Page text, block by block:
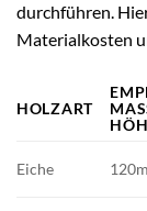
durchführen.
Materialkosten
HOLZART
Eiche